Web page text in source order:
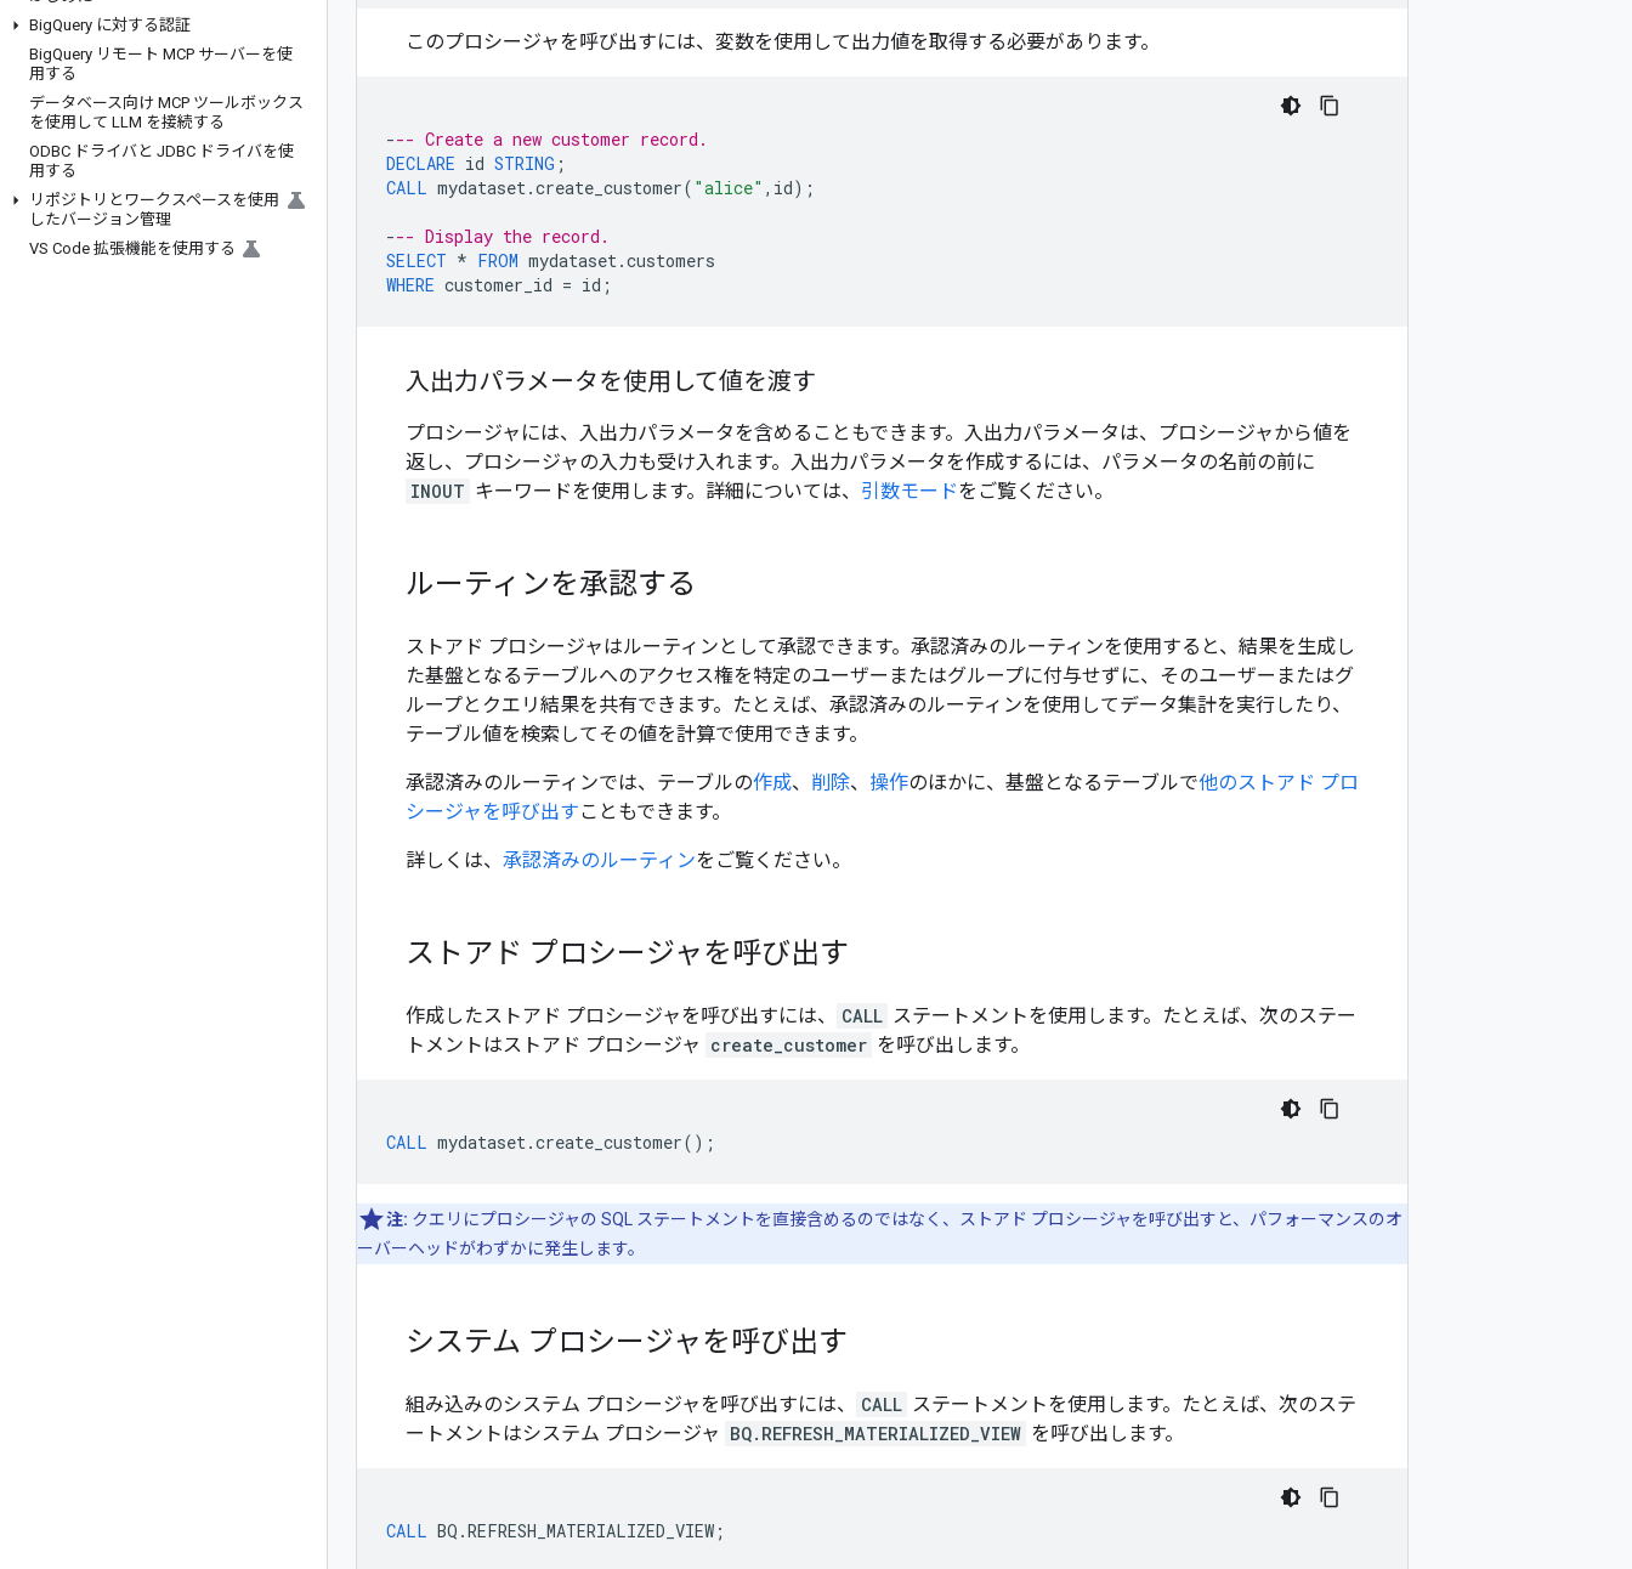
BigQuery に対する認証
BigQuery リモート MCP サーバーを使
用する
データベース向け MCP ツールボックス
を使用して LLM を接続する
ODBC ドライバと JDBC ドライバを使
用する
リポジトリとワークスペースを使用
したバージョン管理
VS Code 拡張機能を使用する
このプロシージャを呼び出すには、変数を使用して出力値を取得する必要があります。
--- Create a new customer record.
DECLARE id STRING ;
CALL mydataset.create_customer( "alice" , id);
--- Display the record.
SELECT * FROM mydataset.customers
WHERE customer_id = id ;
入出力パラメータを使用して値を渡す
プロシージャには、入出力パラメータを含めることもできます。入出力パラメータは、プロシージャから値を
返し、プロシージャの入力も受け入れます。入出力パラメータを作成するには、パラメータの名前の前に
INOUT キーワードを使用します。詳細については、 引数モードをご覧ください。
ルーティンを承認する
ストアド プロシージャはルーティンとして承認できます。 承認済みのルーティンを使用すると、結果を生成し
た基盤となるテーブルへのアクセス権を特定のユーザーまたはグループに付与せずに、そのユーザーまたはグ
ループとクエリ結果を共有できます。たとえば、承認済みのルーティンを使用してデータ集計を実行したり、
テーブル値を検索してその値を計算で使用できます。
承認済みのルーティンでは、テーブルの作成、 削除、 操作のほかに、基盤となるテーブルで他のストアド プロ
シージャを呼び出す こともできます。
詳しくは、 承認済みのルーティンをご覧ください。
ストアド プロシージャを呼び出す
作成したストアド プロシージャを呼び出すには、 CALL ステートメントを使用します。たとえば、次のステー
トメントはストアド プロシージャ create_customer を呼び出します。
CALL mydataset.create_customer();
注: クエリにプロシージャの SQL ステートメントを直接含めるのではなく、ストアド プロシージャを呼び出すと、パフォーマンスのオ
ーバーヘッドがわずかに発生します。
システム プロシージャを呼び出す
組み込みのシステム プロシージャを呼び出すには、 CALL ステートメントを使用します。たとえば、次のステ
ートメントはシステム プロシージャ BQ.REFRESH_MATERIALIZED_VIEW を呼び出します。
CALL BQ .REFRESH_MATERIALIZED_VIEW ;